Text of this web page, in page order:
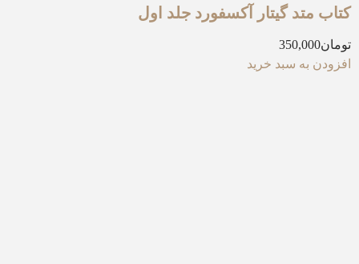
کتاب متد گیتار آکسفورد جلد اول
تومان350,000
افزودن به سبد خرید